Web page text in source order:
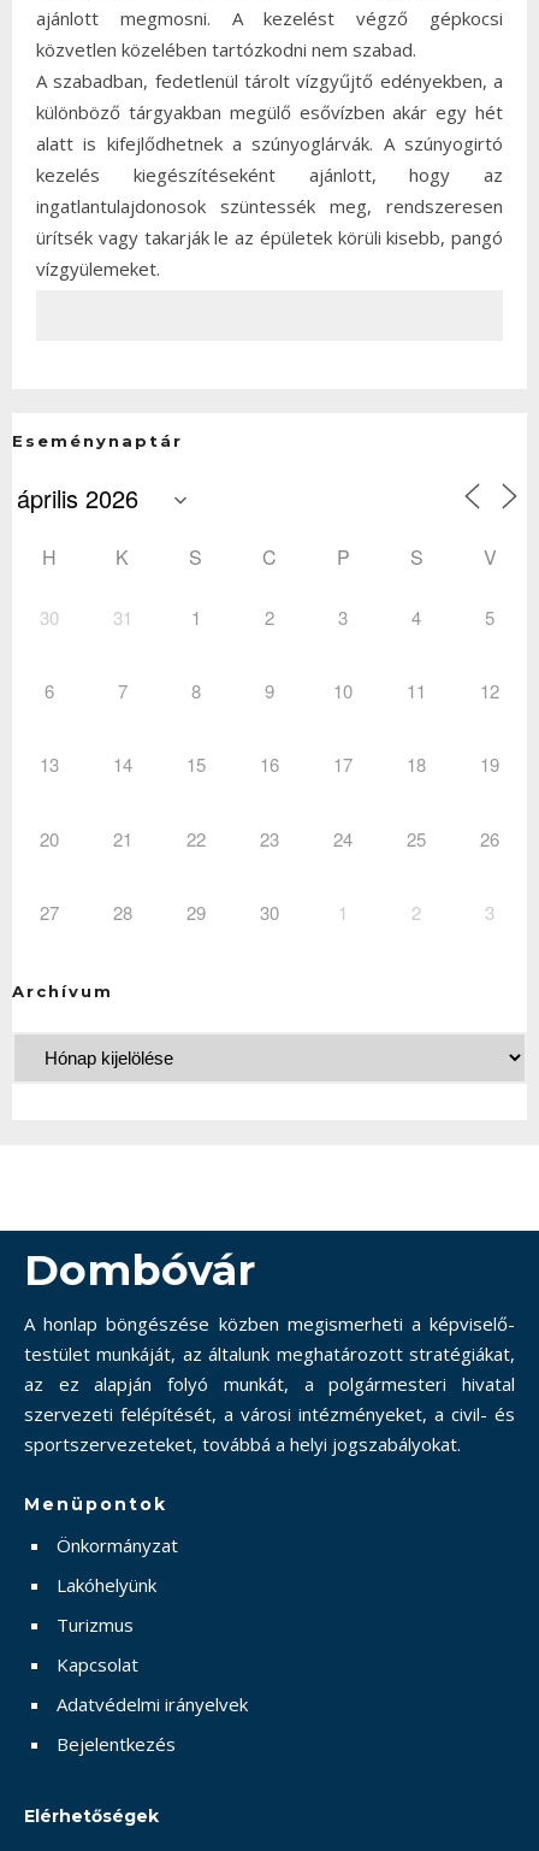
ajánlott megmosni. A kezelést végző gépkocsi
közvetlen közelében tartózkodni nem szabad.
A szabadban, fedetlenül tárolt vízgyűjtő edényekben, a
különböző tárgyakban megülő esővízben akár egy hét
alatt is kifejlődhetnek a szúnyoglárvák. A szúnyogirtó
kezelés kiegészítéseként ajánlott, hogy az
ingatlantulajdonosok szüntessék meg, rendszeresen
ürítsék vagy takarják le az épületek körüli kisebb, pangó
vízgyülemeket.
Eseménynaptár
H K S C P S V
30 31 1 2 3 4 5
6 7 8 9 10 11 12
13 14 15 16 17 18 19
20 21 22 23 24 25 26
27 28 29 30 1 2 3
Archívum
Dombóvár
A honlap böngészése közben megismerheti a képviselő-
testület munkáját, az általunk meghatározott stratégiákat,
az ez alapján folyó munkát, a polgármesteri hivatal
szervezeti felépítését, a városi intézményeket, a civil- és
sportszervezeteket, továbbá a helyi jogszabályokat.
Menüpontok
Önkormányzat
Lakóhelyünk
Turizmus
Kapcsolat
Adatvédelmi irányelvek
Bejelentkezés
Elérhetőségek